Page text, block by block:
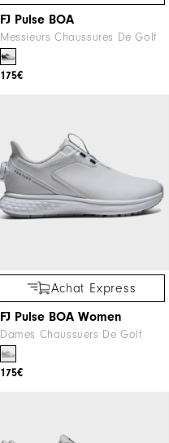
FJ Pulse BOA
Messieurs Chaussures De Golf
175€
Achat Express
FJ Pulse BOA Women
Dames Chaussuers De Golf
175€